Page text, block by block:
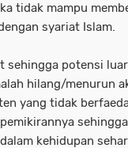
tidak mampu
syariat Islam.
sehingga potensi
hilang/menurun
yang tidak
kehidupan